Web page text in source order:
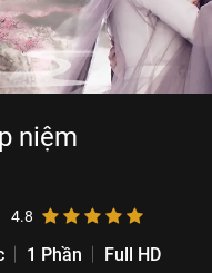
niệm
4.8
1 Phần
Full HD